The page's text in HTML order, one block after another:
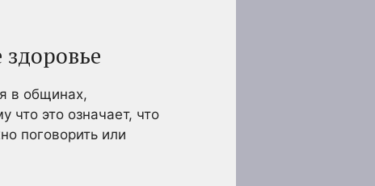
в общинах,
это означает, что
поговорить или